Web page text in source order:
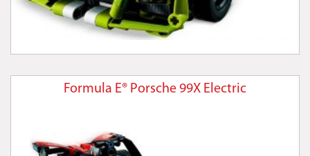
Formula E® Porsche 99X Electric